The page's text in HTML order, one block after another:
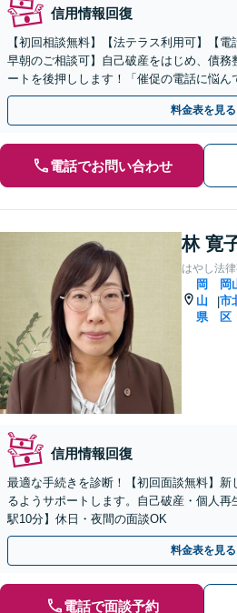
信用情報回復
【初回相談無料】【法テラス利用可】【
早朝のご相談可】自己破産をはじめ、債務
ートを後押しします！「催促の電話に悩ん
しい」等、借金でお困りの方を全力でサポ
料金表を見る
電話でお問い合わせ
林 寛
はやし法
岡
山
県
|
岡
市
区
信用情報回復
最適な手続きを診断！【初回面談無料】新
るようサポートします。自己破産・個人再
駅10分】休日・夜間の面談OK
料金表を見る
電話で面談予約